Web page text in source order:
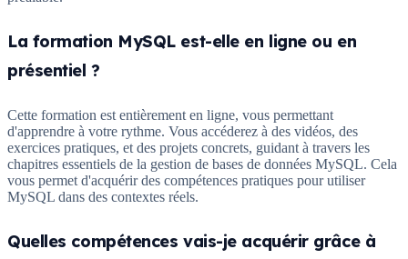
La formation MySQL est-elle en ligne ou en
présentiel ?
Cette formation est entièrement en ligne, vous permettant
d'apprendre à votre rythme. Vous accéderez à des vidéos, des
exercices pratiques, et des projets concrets, guidant à travers les
chapitres essentiels de la gestion de bases de données MySQL. Cela
vous permet d'acquérir des compétences pratiques pour utiliser
MySQL dans des contextes réels.
Quelles compétences vais-je acquérir grâce à